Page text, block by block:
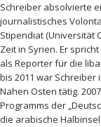
Schreiber absolvierte
journalistisches
Stipendiat (Universität
Zeit in Syrien. Er
als Reporter für die
bis 2011 war
Nahen Osten tätig.
Programms der
die arabische